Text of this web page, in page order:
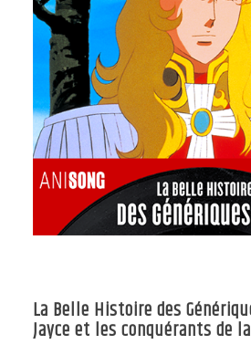
La Belle Histoire des
Jayce et les conquérants de